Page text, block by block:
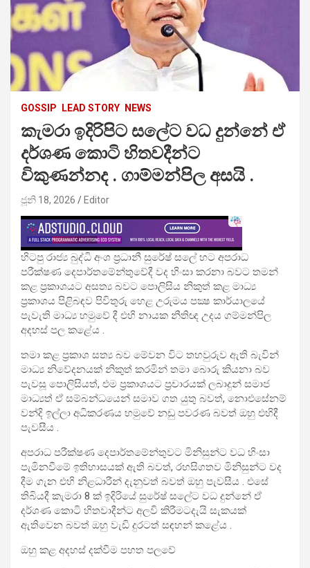
GOSSIP LEAD STORY NEWS
කැමරා ඉදිරිපිට සලේට වධ දුන්නේ ඒ
දර්ශණ කොටි හිතවදීන්ට
විකුණන්නද . ගාම්මන්පිල අසයි .
ජූනි 18, 2026 Editor
හිටපු රාජ්‍ය බුද්ධි අංශ ප්‍රධානී සුරේෂ් සලේ හට අපරාධ
පරීක්ෂණ දෙපාර්තමේන්තුවේදී වද හිංසා කරනා බවට තමන්
කළ ප්‍රකාශයට අසත්‍ය බවට පොලිසිය නිකුත් කළ මාධ්‍ය
ප්‍රකාශය පිළිබඳව පිවිතුරු හෙළ උරුමය පක්‍ෂ කාර්යාලයේ
පැවැති මාධ්‍ය හමුවේ දී එහි නායක නීතිඥ උදය ගම්මන්පිල
අදහස් පල කළේය .
තමා කළ ප්‍රකාශ සත්‍ය බව මේවන විට තහවුරුව ඇති බැවින්
මාධ්‍ය නිවේදනයක් නිකුත් කරමින් තමා බොරු කියනා බව
පැවසූ පොලිසියත්, එම ප්‍රකාශයට ප්‍රචාරයක් ලබාදුන් සමාජ
මාධ්‍යත් ඒ සම්බන්ධයෙන් සමාව ගත යුතු බවත්, නොඑසේනම්
වන්දි ඉල්ලා අධිකරණය හමුවේ නඩු පවරණ බවත් ඔහු එහිදී
පැවසීය .
අපරාධ පරීක්ෂණ දෙපාර්තමේන්තුවට මිනිසුන්ට වධ හිංසා
පැමිනවීමේ ඉතිහාසයක් ඇති බවත්, රහසිගතව මිනිසුන්ට වද
දීම ගැන එහි නිළධාරීන් දැනුවත් බවත් ඔහු පැවසීය . එසේ
තිබියදී කැමරා 8 ක් ඉදිරියේ සුරේෂ් සලේට වධ දුන්නේ ඒ
දර්ශණ කොටි හිතවාදීන්ට අලවි කිරීමටදැයි සැකයක්
ඇතිවෙන බවත් ඔහු වැඩි දුරටත් සඳහන් කළේය .
ඔහු කළ අදහස් දක්වීම පහත පලවේ